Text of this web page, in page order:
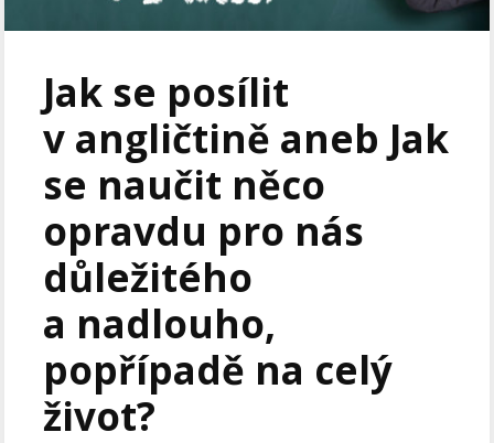
Jak se posílit
v angličtině aneb Jak
se naučit něco
opravdu pro nás
důležitého
a nadlouho,
popřípadě na celý
život?